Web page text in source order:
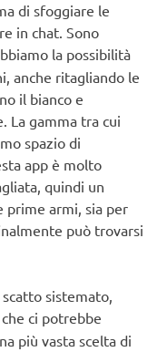
di sfoggiare le
in chat. Sono
la possibilità
anche ritagliando le
il bianco e
La gamma tra cui
spazio di
app è molto
quindi un
prime armi, sia per
può trovarsi
sistemato,
ci potrebbe
più vasta scelta di